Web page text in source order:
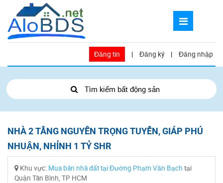
Đăng tin | Đăng ký | Đăng nhập
Tìm kiếm bất động sản
NHÀ 2 TẦNG NGUYỄN TRỌNG TUYỂN, GIÁP PHÚ
NHUẬN, NHỈNH 1 TỶ SHR
Khu vực: Mua bán nhà đất tại Đường Phạm Văn Bạch tại
Quận Tân Bình, TP HCM